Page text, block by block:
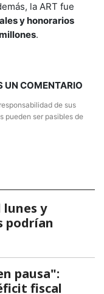
la ART fue
y honorarios
.
UN COMENTARIO
de sus
pueden ser pasibles de
lunes y
podrían
pausa":
fiscal